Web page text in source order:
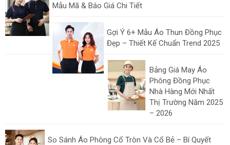
Mẫu Mã & Báo Giá Chi Tiết
Gợi Ý 6+ Mẫu Áo Thun Đồng Phục
Đẹp – Thiết Kế Chuẩn Trend 2025
Bảng Giá May Áo
Phông Đồng Phục
Nhà Hàng Mới Nhất
Thị Trường Năm 2025
– 2026
So Sánh Áo Phông Cổ Tròn Và Cổ Bẻ – Bí Quyết